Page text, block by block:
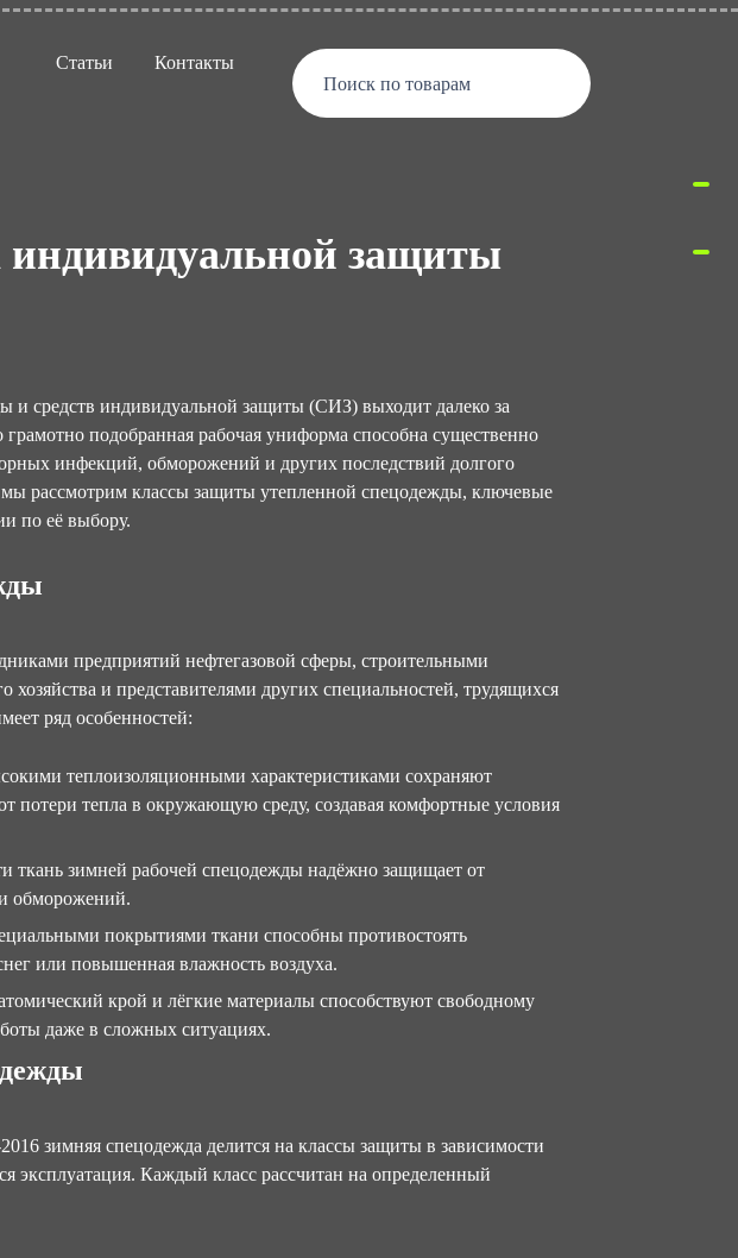
Статьи Контакты
Поиск по товарам
индивидуальной защиты
и средств индивидуальной защиты (СИЗ) выходит далеко за
подобранная рабочая униформа способна существенно
инфекций, обморожений и других последствий долгого
рассмотрим классы защиты утепленной спецодежды, ключевые
по её выбору.
предприятий нефтегазовой сферы, строительными
и представителями других специальностей, трудящихся
ряд особенностей:
теплоизоляционными характеристиками сохраняют
потери тепла в окружающую среду, создавая комфортные условия
ткань зимней рабочей спецодежды надёжно защищает от
обморожений.
покрытиями ткани способны противостоять
или повышенная влажность воздуха.
крой и лёгкие материалы способствуют свободному
даже в сложных ситуациях.
зимняя спецодежда делится на классы защиты в зависимости
эксплуатация. Каждый класс рассчитан на определенный